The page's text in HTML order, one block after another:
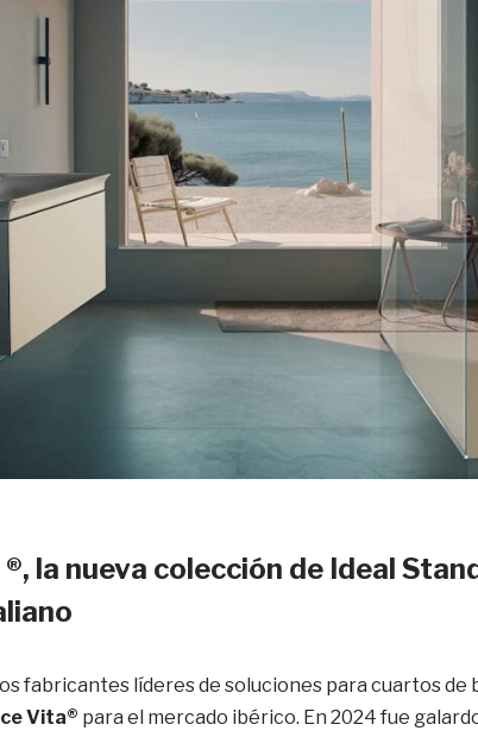
®, la nueva colección de Ideal
fabricantes líderes de soluciones para cuartos de
Vita® para el mercado ibérico. En 2024 fue